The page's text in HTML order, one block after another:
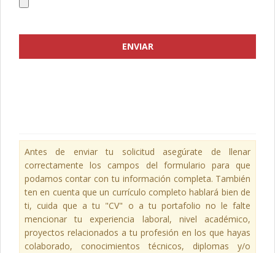
Antes de enviar tu solicitud asegúrate de llenar
correctamente los campos del formulario para que
podamos contar con tu información completa. También
ten en cuenta que un currículo completo hablará bien de
ti, cuida que a tu "CV" o a tu portafolio no le falte
mencionar tu experiencia laboral, nivel académico,
proyectos relacionados a tu profesión en los que hayas
colaborado, conocimientos técnicos, diplomas y/o